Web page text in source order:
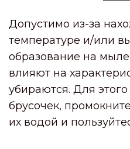
Допустимо из-за
температуре и/или
образование на
влияют на
убираются. Для
брусочек,
их водой и